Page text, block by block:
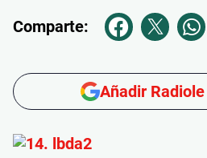
Comparte:
Añadir